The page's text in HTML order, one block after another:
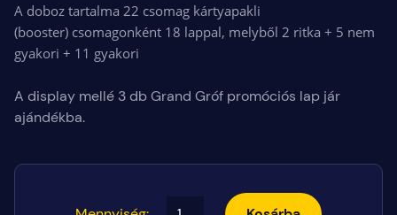
A doboz tartalma 22 csomag kártyapakli
(booster) csomagonként 18 lappal, melyből 2 ritka + 5 nem
gyakori + 11 gyakori
A display mellé 3 db Grand Gróf promóciós lap jár
ajándékba.